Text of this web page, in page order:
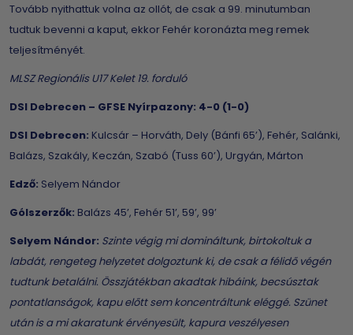
Tovább nyithattuk volna az ollót, de csak a 99. minutumban
tudtuk bevenni a kaput, ekkor Fehér koronázta meg remek
teljesítményét.
MLSZ Regionális U17 Kelet 19. forduló
DSI Debrecen – GFSE Nyírpazony: 4-0 (1-0)
DSI Debrecen: Kulcsár – Horváth, Dely (Bánfi 65’), Fehér, Salánki,
Balázs, Szakály, Keczán, Szabó (Tuss 60’), Urgyán, Márton
Edző: Selyem Nándor
Gólszerzők: Balázs 45’, Fehér 51’, 59’, 99’
Selyem Nándor: Szinte végig mi domináltunk, birtokoltuk a
labdát, rengeteg helyzetet dolgoztunk ki, de csak a félidő végén
tudtunk betalálni. Összjátékban akadtak hibáink, becsúsztak
pontatlanságok, kapu előtt sem koncentráltunk eléggé. Szünet
után is a mi akaratunk érvényesült, kapura veszélyesen